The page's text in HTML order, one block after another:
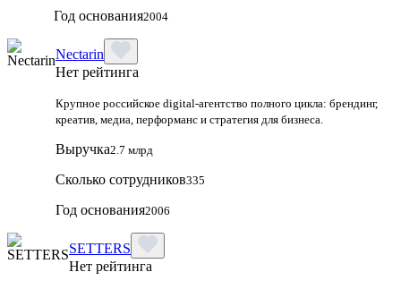
Год основания2004
Nectarin
Нет рейтинга
Крупное российское digital‑агентство полного цикла: брендинг,
креатив, медиа, перформанс и стратегия для бизнеса.
Выручка2.7 млрд
Сколько сотрудников335
Год основания2006
SETTERS
Нет рейтинга